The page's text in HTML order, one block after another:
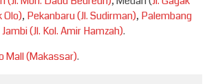
Olo), Pekanbaru (Jl. Sudirman), Palembang
Jambi (Jl. Kol. Amir Hamzah).
Mall (Makassar).